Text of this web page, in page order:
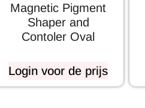
Magnetic Pigment
Shaper and
Contoler Oval
Login voor de prijs